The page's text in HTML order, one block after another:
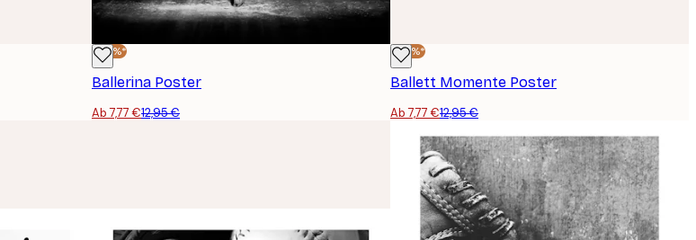
-40%*
Ballerina Poster
Ab 7,77 €12,95 €
-40%*
Ballett Momente Poster
Ab 7,77 €12,95 €